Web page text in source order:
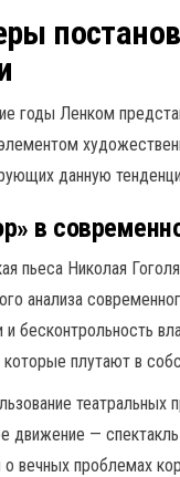
годы Ленком
данную
в
пьеса Николая
анализа
и бесконтрольность
которые плутают в
движение —
вечных проблемах